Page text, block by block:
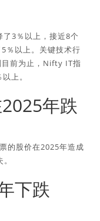
3％以上，接近8个
％以上。关键技术行
目前为止，Nifty IT指
上。
年跌
的股价在2025年造成
下跌